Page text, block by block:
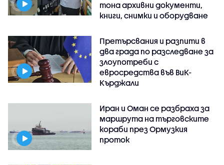
тона архивни документи,
книги, снимки и оборудване
Претърсвания и разпити в
два града по разследване за
злоупотреби с
евросредства във ВиК-
Кърджали
Иран и Оман се разбраха за
маршрута на търговските
кораби през Ормузкия
проток